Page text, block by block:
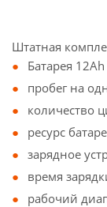
Штатная
Батарея 12Ah
пробег на
количество
ресурс
зарядное
время
рабочий